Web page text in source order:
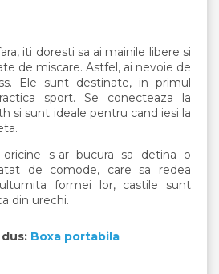
iti doresti sa ai mainile libere si
de miscare. Astfel, ai nevoie de
Ele sunt destinate, in primul
sport. Se conecteaza la
si sunt ideale pentru cand iesi la
s-ar bucura sa detina o
de comode, care sa redea
formei lor, castile sunt
din urechi.
Boxa portabila